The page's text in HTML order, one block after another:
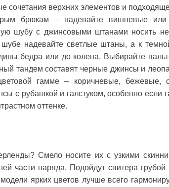
сочетания верхних элементов и
брюкам – надевайте вишневые
шубу с джинсовыми штанами носить не
надевайте светлые штаны, а к
бедра или до колена. Выбирайте
тандем составят черные джинсы и
гамме – коричневые, бежевые,
с рубашкой и галстуком, особенно если
оттенке.
Смело носите их с узкими
части наряда. Подойдут свитера грубой
ярких цветов лучше всего